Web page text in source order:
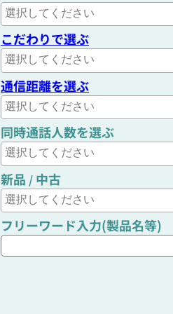
こだわりで選ぶ
通信距離を選ぶ
同時通話人数を選ぶ
新品 / 中古
フリーワード入力(製品名等)